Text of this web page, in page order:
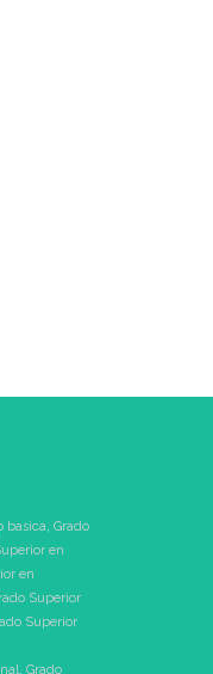
basica, Grado
en
en
Superior
Superior
, Grado